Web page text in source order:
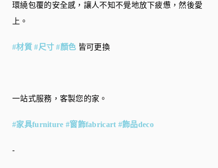
環繞包覆的安全感，讓人不知不覺地放下疲憊，然後愛
上。
#材質 #尺寸 #顏色 皆可更換
一站式服務，客製您的家。
#家具furniture #窗飾fabricart #飾品deco
-